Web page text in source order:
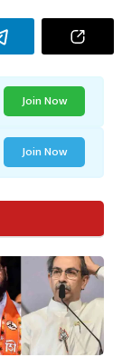
Join Now
Join Now